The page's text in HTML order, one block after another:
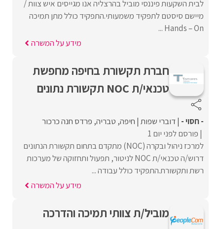
לבית השקעות פיננסי מוביל בהרצליה אנו מגייסים איש צוות /
מיישם סיסטם לתפקיד משמעותי.התפקיד כולל מתן תמיכה
Hands – On ...
מידע על המשרה
חברת תקשורת בחיפה מחפשת
טכנאי/ת NOC תקשורת נתונים
- חסוי - דוברי שפות חיפה טבריה פרדס חנה כרכור
פורסם לפני יום 1
למרכז ניהול ובקרה (NOC) מתקדם בתחום תקשורת הנתונים
דרוש/ה טכנאי/ת NOC לניטור, תפעול ותחזוקה של מערכות
רשת ותקשורת.התפקיד כולל עבודה ...
מידע על המשרה
מוביל/ת צוותי תמיכה והדרכה